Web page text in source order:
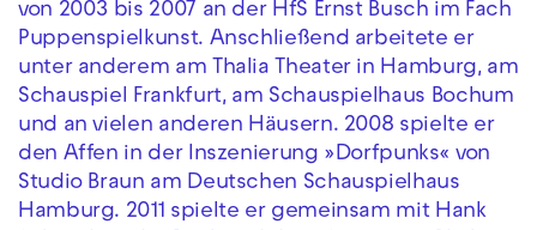
von 2003 bis 2007 an der HfS Ernst Busch im Fach
Puppenspielkunst. Anschließend arbeitete er
unter anderem am Thalia Theater in Hamburg, am
Schauspiel Frankfurt, am Schauspielhaus Bochum
und an vielen anderen Häusern. 2008 spielte er
den Affen in der Inszenierung »Dorfpunks« von
Studio Braun am Deutschen Schauspielhaus
Hamburg. 2011 spielte er gemeinsam mit Hank